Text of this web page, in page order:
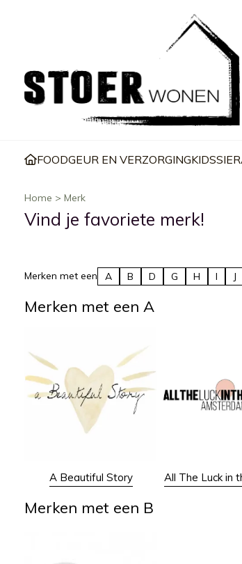
FOODGEUR EN VERZORGINGKIDS
Home > Merk
Vind je favoriete merk!
Merken met een A B D G H I J
Merken met een A
A Beautiful Story All The Luck in
Merken met een B